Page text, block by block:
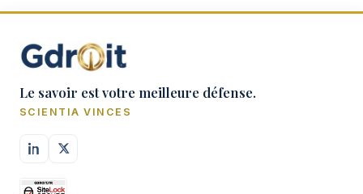
Le savoir est votre meilleure défense.
SCIENTIA VINCES